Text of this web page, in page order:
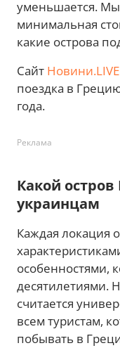
уменьшается.
минимальная
какие острова
Сайт Новини.LIVE
поездка в
года.
Реклама
Какой
украинцам
Каждая локация
особенностями,
десятилетиями.
считается
всем туристам,
побывать в